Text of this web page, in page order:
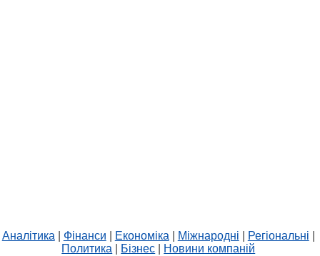
Аналітика Фінанси Економіка Міжнародні Регіональні
Политика
Бізнес Новини компаній